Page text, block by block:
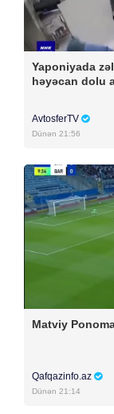
Yaponiyada
həyəcan dolu
AvtosferTV
Dünən 21:56
Matviy
Qafqazinfo.az
Dünən 21:14